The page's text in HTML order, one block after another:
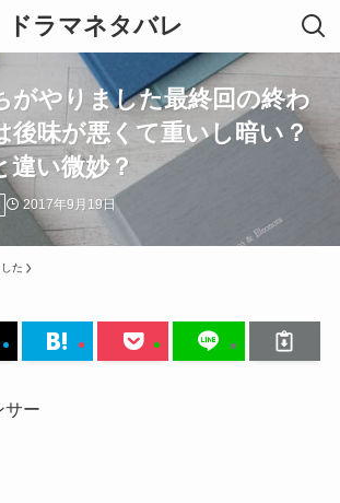
ドラマネタバレ
がやりました最終回の終わ
後味が悪くて重いし暗い？
違い微妙？
2017年9月19日
た
サー